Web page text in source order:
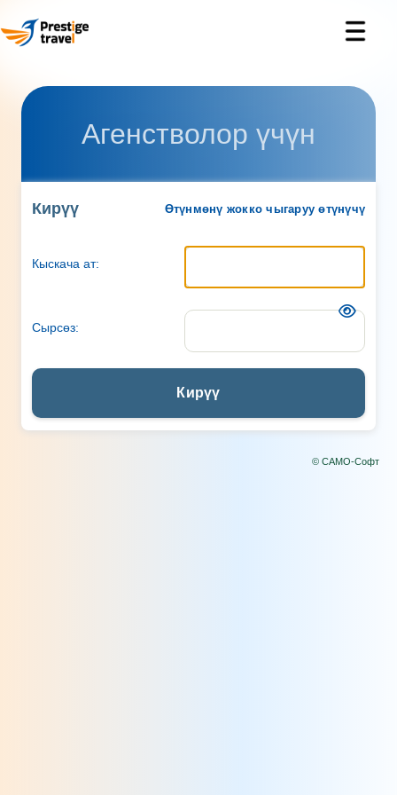
Агенстволор үчүн
Кирүү Өтүнмөнү жокко чыгаруу өтүнүчү
Кыскача ат:
Сырсөз:
Кирүү
© САМО-Софт